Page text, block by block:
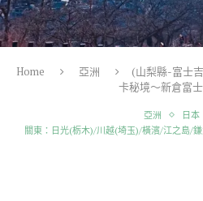
Home 亞洲
(山梨縣-富士
卡秘境～新倉富
亞洲
日本
關東：日光(栃木)/川越(埼玉)/橫濱/江之島/